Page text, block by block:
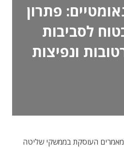
פתרון
לסביבות
ונפיצות
העוסקת בממשקי שליטה